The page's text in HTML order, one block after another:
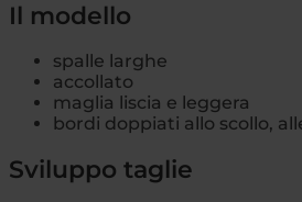
Il modello
spalle larghe
accollato
maglia liscia e leggera
bordi doppiati allo scollo,
Sviluppo taglie